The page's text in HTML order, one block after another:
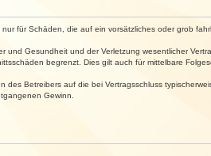
für Schäden, die auf ein vorsätzliches oder grob
Gesundheit und der Verletzung wesentlicher
begrenzt. Dies gilt auch für mittelbare
Betreibers auf die bei Vertragsschluss
Gewinn.